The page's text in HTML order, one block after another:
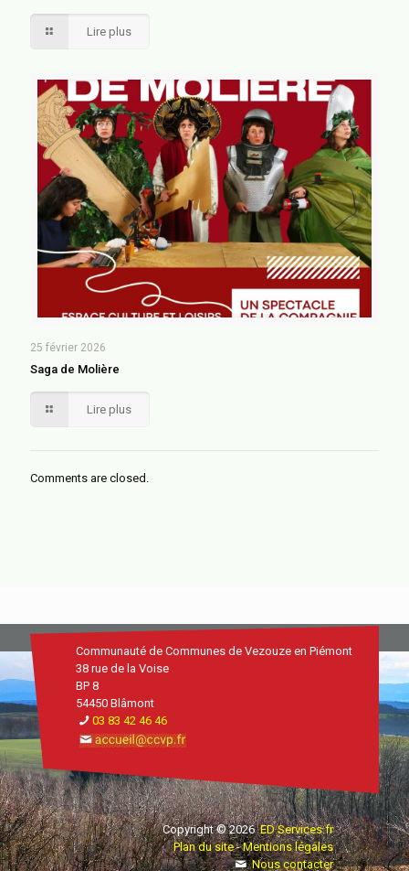
Lire plus
25 février 2026
Saga de Molière
Lire plus
Comments are closed.
Communauté de Communes de Vezouze en Piémont
38 rue de la Voise
BP 8
54450 Blâmont
03 83 42 46 46
Copyright © 2026ED Services.fr
Plan du site-Mentions légales
Nous contacter